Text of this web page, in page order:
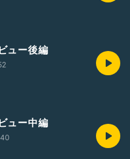
ュー後編
ュー中編